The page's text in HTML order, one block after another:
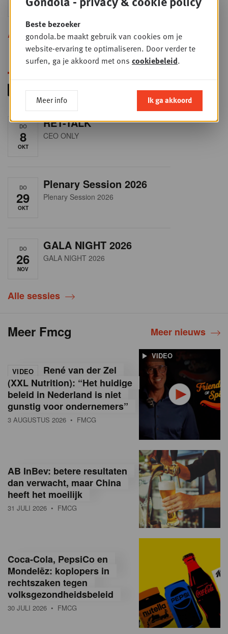
SEP Sales & Nego summit 2026
Alle opleidingen
DO
8
OKT
RET-TALK
CEO ONLY
DO
29
OKT
Plenary Session 2026
Plenary Session 2026
DO
26
NOV
GALA NIGHT 2026
GALA NIGHT 2026
Alle sessies
Meer Fmcg Meer nieuws
VIDEO
VIDEO
René van der Zel
(XXL Nutrition): “Het huidige
beleid in Nederland is niet
gunstig voor ondernemers”
3 AUGUSTUS 2026 • FMCG
AB InBev: betere resultaten
dan verwacht, maar China
heeft het moeilijk
31 JULI 2026 • FMCG
Coca-Cola, PepsiCo en
Mondelēz: koplopers in
rechtszaken tegen
volksgezondheidsbeleid
30 JULI 2026 • FMCG
Beste bezoeker
gondola.be maakt gebruik van cookies om je
website-ervaring te optimaliseren. Door verder te
surfen, ga je akkoord met ons cookiebeleid.
Meer info Ik ga akkoord